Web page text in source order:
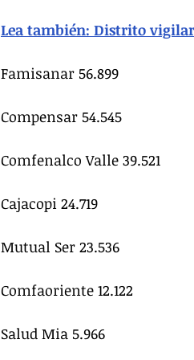
Lea también: Distrito
Famisanar 56.899
Compensar 54.545
Comfenalco Valle 39.521
Cajacopi 24.719
Mutual Ser 23.536
Comfaoriente 12.122
Salud Mia 5.966